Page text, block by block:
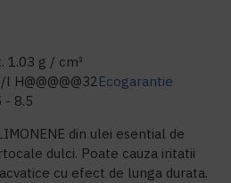
1.03 g / cm³
H@@@@@32Ecogarantie
- 8.5
din ulei esential de
dulci. Poate cauza iritatii
cu efect de lunga durata.